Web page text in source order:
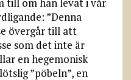
”Denna
övergår till att
som det inte är
en hegemonisk
”pöbeln”, en